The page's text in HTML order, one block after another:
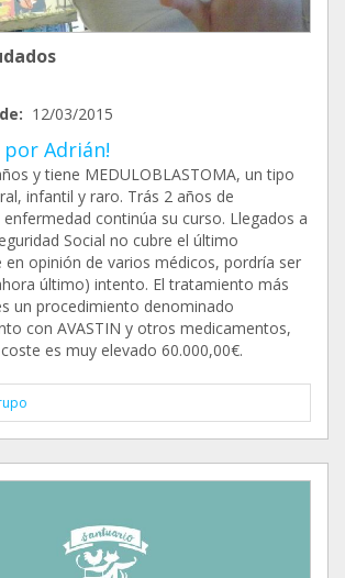
12/03/2015
por Adrián!
y tiene MEDULOBLASTOMA, un tipo
infantil y raro. Trás 2 años de
continúa su curso. Llegados a
Social no cubre el último
opinión de varios médicos, pordría ser
último) intento. El tratamiento más
un procedimiento denominado
con AVASTIN y otros medicamentos,
es muy elevado 60.000,00€.